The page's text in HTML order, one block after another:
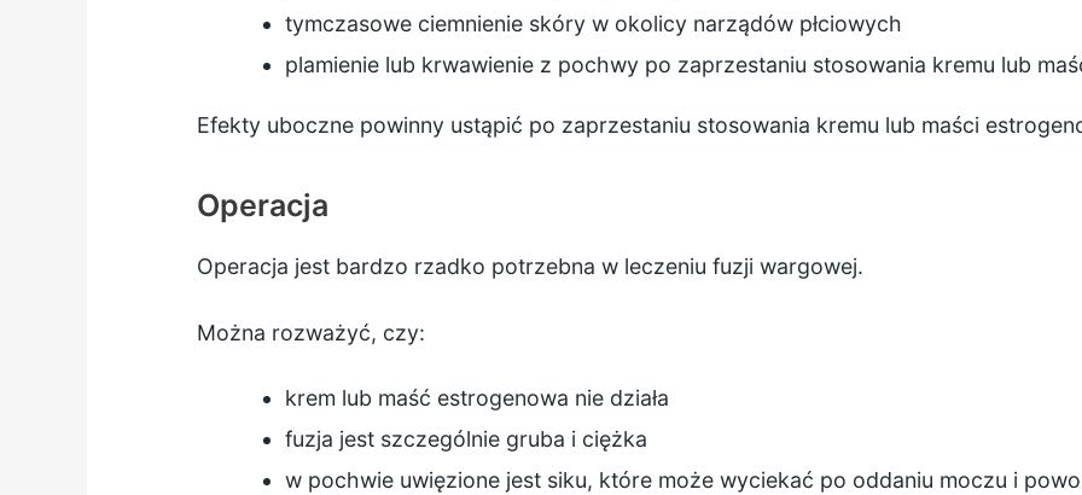
tymczasowe ciemnienie skóry w okolicy narządów płciowych
plamienie lub krwawienie z pochwy po zaprzestaniu stosowania kremu lub
Efekty uboczne powinny ustąpić po zaprzestaniu stosowania kremu lub maści
Operacja
Operacja jest bardzo rzadko potrzebna w leczeniu fuzji wargowej.
Można rozważyć, czy:
krem lub maść estrogenowa nie działa
fuzja jest szczególnie gruba i ciężka
w pochwie uwięzione jest siku, które może wyciekać po oddaniu moczu i